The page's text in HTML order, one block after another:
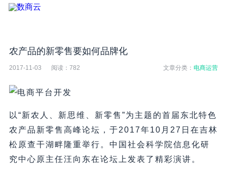
农产品的新零售要如何品牌化
2017-11-03 阅读： 782 文章分类：电商运营
以“新农人、新思维、新零售”为主题的首届东北特色
农产品新零售高峰论坛，于2017年10月27日在吉林
松原查干湖畔隆重举行。中国社会科学院信息化研
究中心原主任汪向东在论坛上发表了精彩演讲。